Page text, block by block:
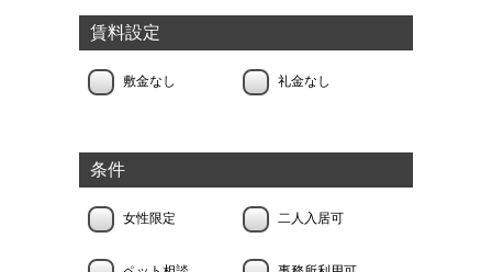
賃料設定
敷金なし 礼金なし
条件
女性限定 二人入居可